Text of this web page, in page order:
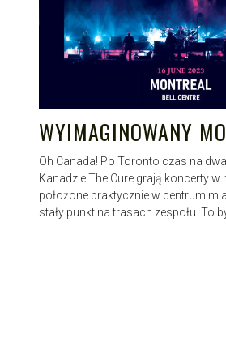
WYIMAGINOWANY
Oh Canada! Po Toronto czas na
Kanadzie The Cure grają koncerty w
położone praktycznie w centrum
stały punkt na trasach zespołu. To